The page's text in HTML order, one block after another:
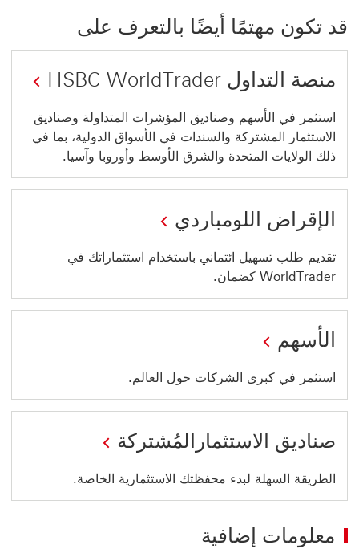
قد تكون مهتمًا أيضًا بالتعرف على
منصة التداول HSBC WorldTrader
استثمر في الأسهم وصناديق المؤشرات المتداولة وصناديق
الاستثمار المشتركة والسندات في الأسواق الدولية، بما في
ذلك الولايات المتحدة والشرق الأوسط وأوروبا وآسيا.
الإقراض اللومباردي
تقديم طلب تسهيل ائتماني باستخدام استثماراتك في
WorldTrader كضمان.
الأسهم
استثمر في كبرى الشركات حول العالم.
صناديق الاستثمارالمُشتركة
الطريقة السهلة لبدء محفظتك الاستثمارية الخاصة.
معلومات إضافية